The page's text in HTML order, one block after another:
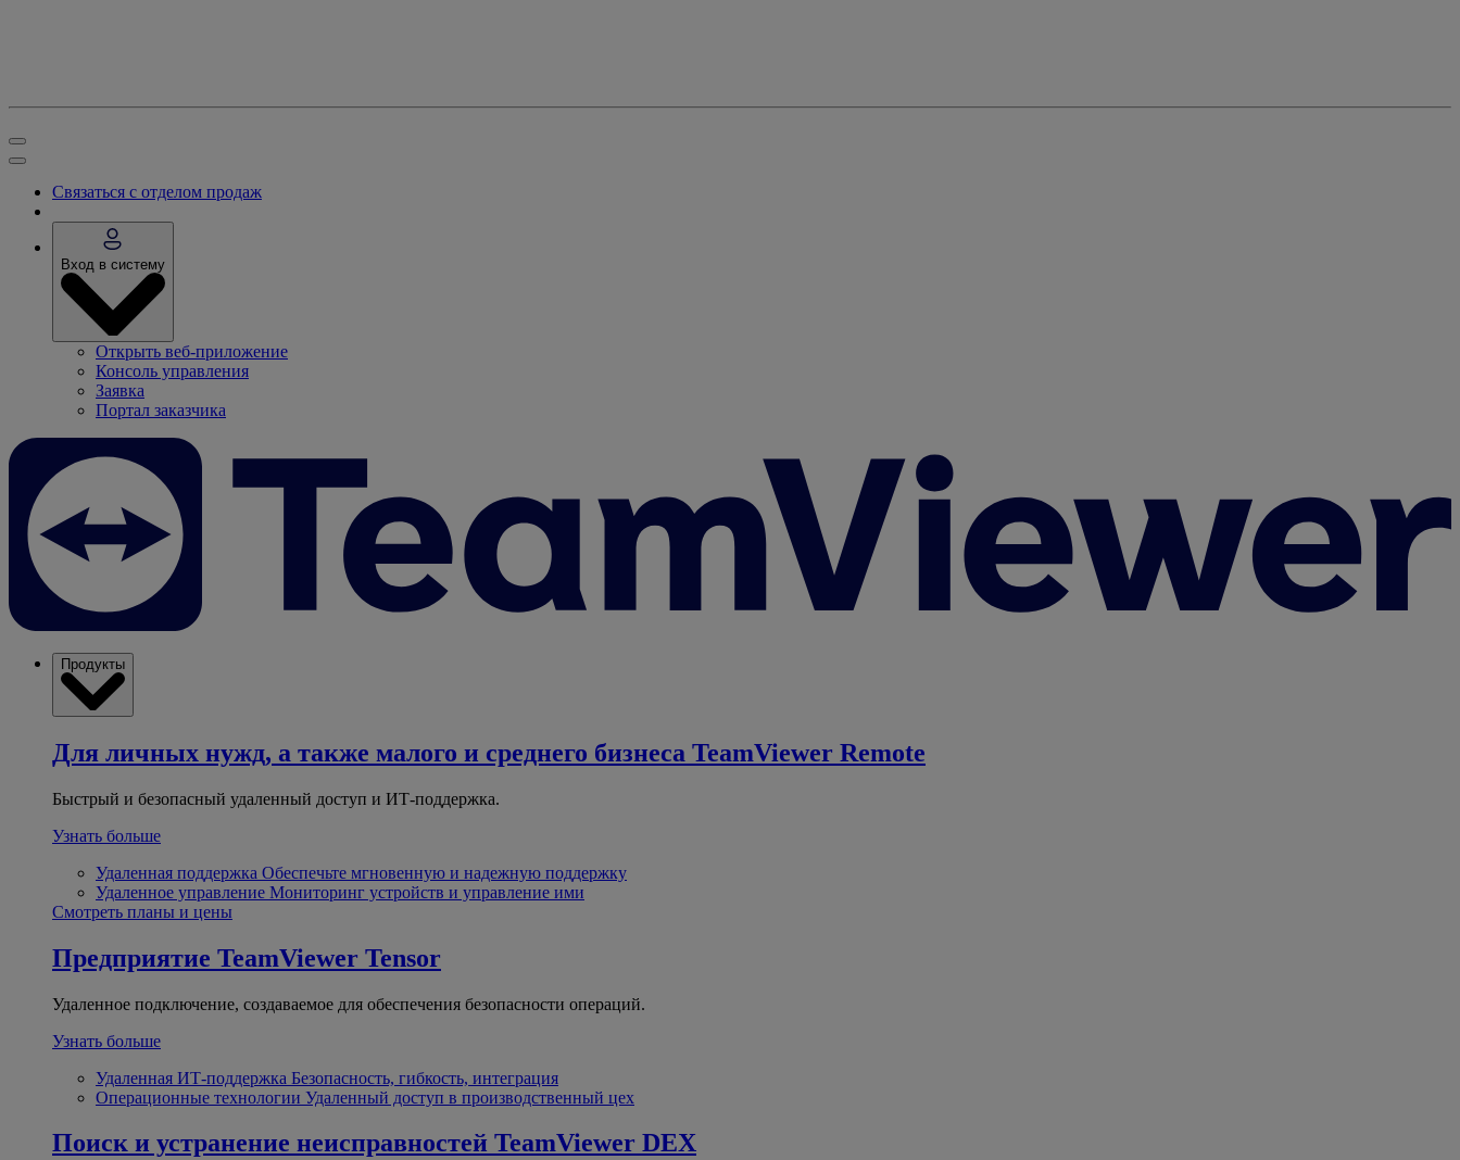
Связаться с отделом продаж
Вход в систему
Открыть веб-приложение
Консоль управления
Заявка
Портал заказчика
Продукты
Для личных нужд, а также малого и среднего бизнеса TeamViewer Remote
Быстрый и безопасный удаленный доступ и ИТ-поддержка.
Узнать больше
Удаленная поддержка Обеспечьте мгновенную и надежную поддержку
Удаленное управление Мониторинг устройств и управление ими
Смотреть планы и цены
Предприятие TeamViewer Tensor
Удаленное подключение, создаваемое для обеспечения безопасности операций.
Узнать больше
Удаленная ИТ-поддержка Безопасность, гибкость, интеграция
Операционные технологии Удаленный доступ в производственный цех
Поиск и устранение неисправностей TeamViewer DEX